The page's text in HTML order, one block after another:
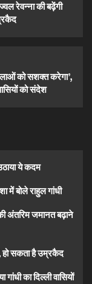
रेवन्ना की बढ़ेंगी
को सशक्त करेगा’,
को संदेश
ये कदम
में बोले राहुल गांधी
अंतरिम जमानत बढ़ाने
सकता है उम्रकैद
का दिल्ली वासियों